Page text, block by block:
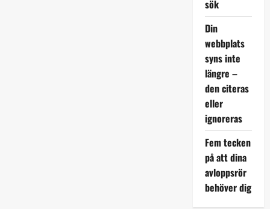
sök
Din
webbplats
syns inte
längre –
den citeras
eller
ignoreras
Fem tecken
på att dina
avloppsrör
behöver dig